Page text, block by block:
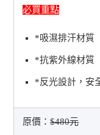
必買重點
*吸濕排汗材質
*抗紫外線材質
*反光設計，安
原價：$480元